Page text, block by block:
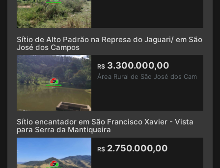
Sítio de Alto Padrão na Represa do Jaguari/ em São
José dos Campos
R$ 3.300.000,00
Área Rural de São José dos Cam
Sítio encantador em São Francisco Xavier - Vista
para Serra da Mantiqueira
R$ 2.750.000,00